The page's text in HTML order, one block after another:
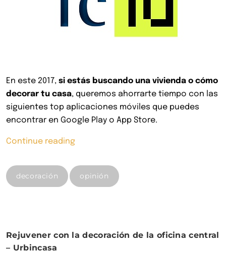
En este 2017, si estás buscando una vivienda o cómo
decorar tu casa, queremos ahorrarte tiempo con las
siguientes top aplicaciones móviles que puedes
encontrar en Google Play o App Store.
Continue reading
para
búsqueda
tu
decoración opinión
Rejuvener con la decoración de la oficina central
– Urbincasa